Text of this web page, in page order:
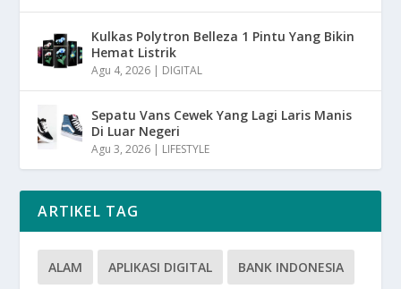
Kulkas Polytron Belleza 1 Pintu Yang Bikin
Hemat Listrik
Agu 4, 2026 | DIGITAL
Sepatu Vans Cewek Yang Lagi Laris Manis
Di Luar Negeri
Agu 3, 2026 | LIFESTYLE
ARTIKEL TAG
ALAM APLIKASI DIGITAL BANK INDONESIA